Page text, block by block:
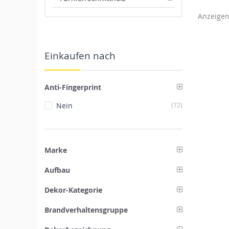
Anzeigen
Einkaufen nach
Anti-Fingerprint
Nein
72Artikel
Marke
Aufbau
Dekor-Kategorie
Brandverhaltensgruppe